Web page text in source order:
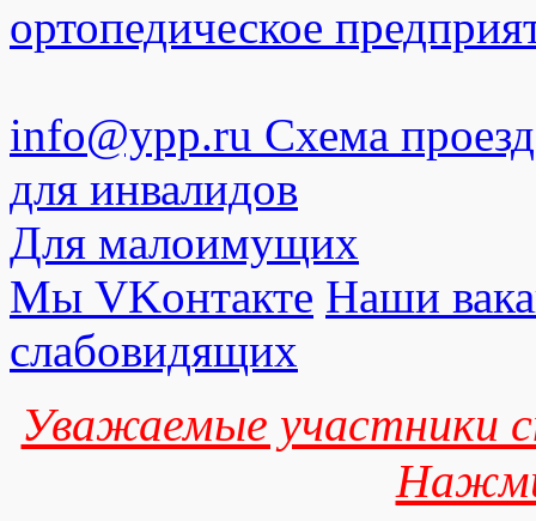
ортопедическое
info@ypp.ru Схема
для инвалидов
Для малоимущих
Мы VKонтакте Наши
слабовидящих
Уважаемые участники